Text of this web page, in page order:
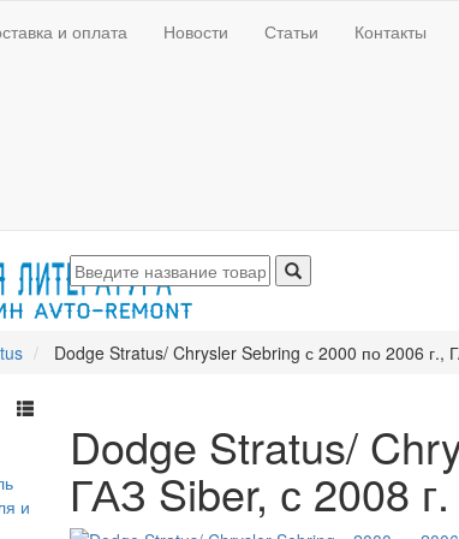
и оплата Новости Статьи Контакты
Dodge Stratus/ Chrysler Sebring с 2000 по 2006 г.,
и
Dodge Stratus/
ГАЗ Siber, с 2008